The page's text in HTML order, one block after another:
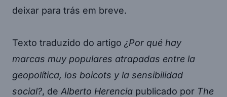
deixar para trás em breve.
Texto traduzido do artigo ¿Por qué hay
marcas muy populares atrapadas entre la
geopolítica, los boicots y la sensibilidad
social?, de Alberto Herencia publicado por The